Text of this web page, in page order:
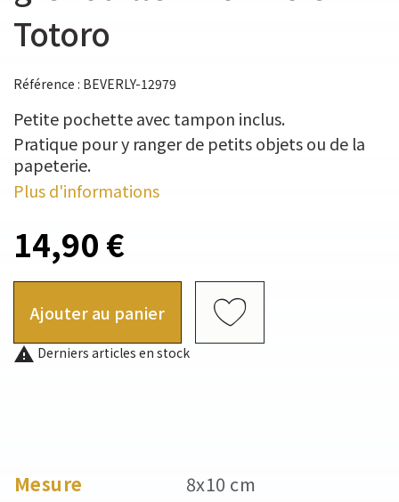
Totoro
Référence : BEVERLY-12979
Petite pochette avec tampon inclus.
Pratique pour y ranger de petits objets ou de la
papeterie.
Plus d'informations
14,90 €
Ajouter au panier
 Derniers articles en stock
Mesure
8x10 cm